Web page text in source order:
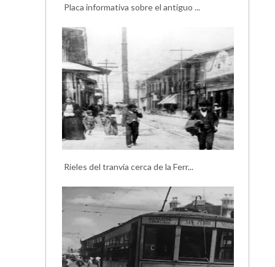
Placa informativa sobre el antiguo ...
Rieles del tranvía cerca de la Ferr...